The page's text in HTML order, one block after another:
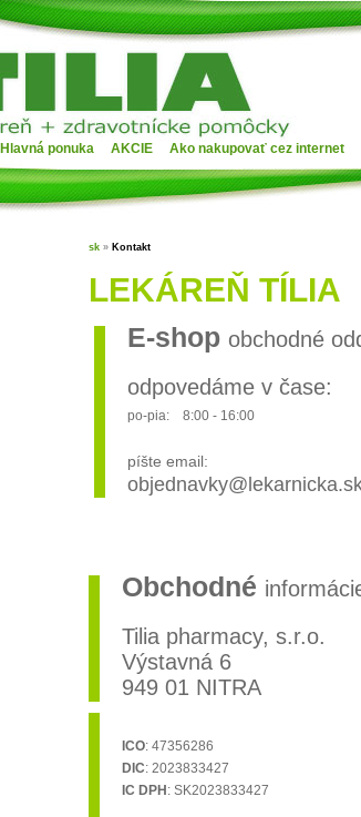
Hlavná ponuka AKCIE Ako nakupovať cez internet
sk » Kontakt
LEKÁREŇ TÍLIA
E-shop obchodné
odpovedáme v čase:
po-pia: 8:00 - 16:00
píšte email:
Obchodné
Tilia pharmacy, s.r.o.
Výstavná 6
949 01 NITRA
ICO: 47356286
DIC: 2023833427
IC DPH: SK2023833427